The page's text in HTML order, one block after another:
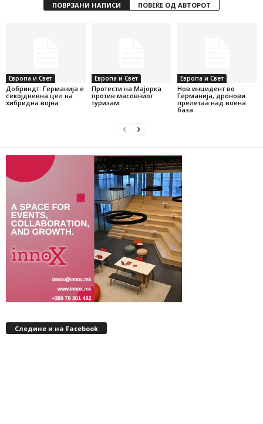
ПОВРЗАНИ НАПИСИ ПОВЕЌЕ ОД АВТОРОТ
Европа и Свет
Добриндт: Германија е
секојдневна цел на
хибридна војна
Европа и Свет
Протести на Мајорка
против масовниот
туризам
Европа и Свет
Нов инцидент во
Германија, дронови
прелетаа над воена
база
Следине и на Facebook